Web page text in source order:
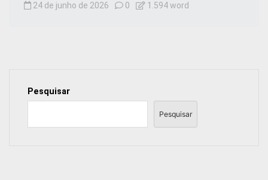
24 de junho de 2026 0 1.594 word
Pesquisar
Pesquisar